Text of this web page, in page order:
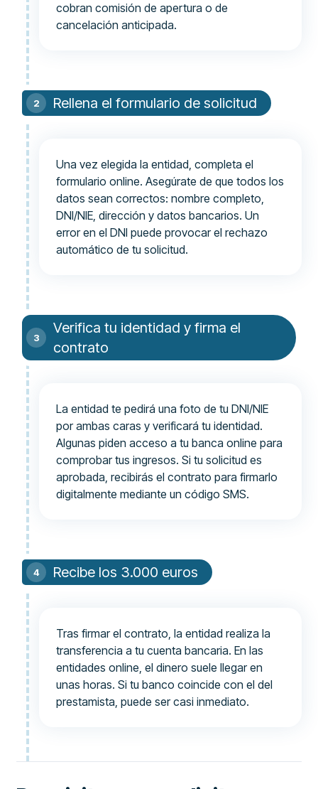
cobran comisión de apertura o de
cancelación anticipada.
Rellena el formulario de solicitud
Una vez elegida la entidad, completa el
formulario online. Asegúrate de que todos los
datos sean correctos: nombre completo,
DNI/NIE, dirección y datos bancarios. Un
error en el DNI puede provocar el rechazo
automático de tu solicitud.
Verifica tu identidad y firma el
contrato
La entidad te pedirá una foto de tu DNI/NIE
por ambas caras y verificará tu identidad.
Algunas piden acceso a tu banca online para
comprobar tus ingresos. Si tu solicitud es
aprobada, recibirás el contrato para firmarlo
digitalmente mediante un código SMS.
Recibe los 3.000 euros
Tras firmar el contrato, la entidad realiza la
transferencia a tu cuenta bancaria. En las
entidades online, el dinero suele llegar en
unas horas. Si tu banco coincide con el del
prestamista, puede ser casi inmediato.